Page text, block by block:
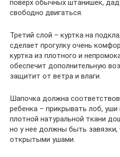
поверх обычных штанишек,
свободно двигаться.
Третий слой – куртка на
сделает прогулку очень
куртка из плотного и
обеспечит дополнительную
защитит от ветра и влаги.
Шапочка должна
ребенка – прикрывать лоб,
плотной натуральной ткани
но у нее должны быть
открытыми ушами.